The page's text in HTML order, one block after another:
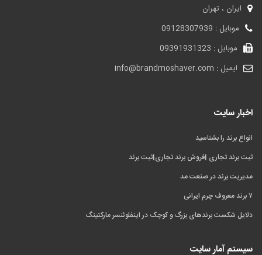
ایران ، تهران
موبایل : 09128307939
موبایل : 09391931323
ایمیل : info@brandmoshaver.com
اخبار سایت
انواع برند را بشناسید
ثبت برند تجاری |فروش برند تجاری|ثبت برند
مدیریت برند در صنعت مد
۷ برند معروف چرم ایرانی
دلایل شکست برندهای بزرگ و کوچک در اینفلوئنسر مارکتینگ
سیستم آمار سایت